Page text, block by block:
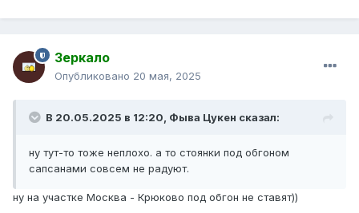
Зеркало
Опубликовано 20 мая, 2025
В 20.05.2025 в 12:20, Фыва Цукен сказал:
ну тут-то тоже неплохо. а то стоянки под обгоном
сапсанами совсем не радуют.
ну на участке Москва - Крюково под обгон не ставят))